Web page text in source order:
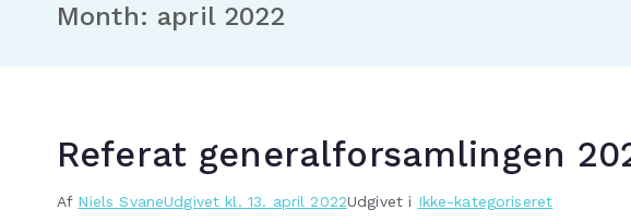
Month: april 2022
Referat generalforsamlingen
Af Niels SvaneUdgivet kl. 13. april 2022Udgivet i Ikke-kategoriseret